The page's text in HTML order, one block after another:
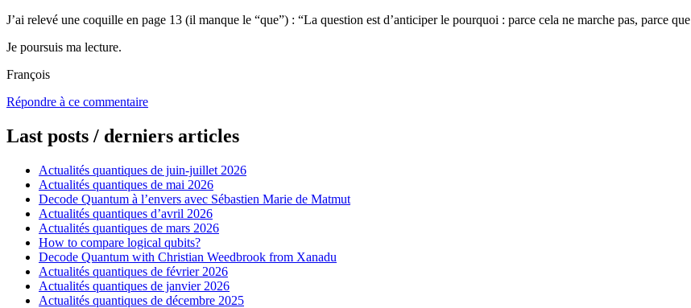
J’ai relevé une coquille en page 13 (il manque le “que”) : “La question est d’anticiper le pourquoi : parce cela ne marche pas, parce
Je poursuis ma lecture.
François
Répondre à ce commentaire
Last posts / derniers articles
Actualités quantiques de juin-juillet 2026
Actualités quantiques de mai 2026
Decode Quantum à l’envers avec Sébastien Marie de Matmut
Actualités quantiques d’avril 2026
Actualités quantiques de mars 2026
How to compare logical qubits?
Decode Quantum with Christian Weedbrook from Xanadu
Actualités quantiques de février 2026
Actualités quantiques de janvier 2026
Actualités quantiques de décembre 2025